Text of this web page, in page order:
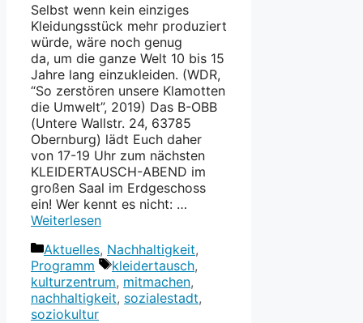
Selbst wenn kein einziges
Kleidungsstück mehr produziert
würde, wäre noch genug
da, um die ganze Welt 10 bis 15
Jahre lang einzukleiden. (WDR,
“So zerstören unsere Klamotten
die Umwelt”, 2019) Das B-OBB
(Untere Wallstr. 24, 63785
Obernburg) lädt Euch daher
von 17-19 Uhr zum nächsten
KLEIDERTAUSCH-ABEND im
großen Saal im Erdgeschoss
ein! Wer kennt es nicht: …
Weiterlesen
Kategorien
Aktuelles, Nachhaltigkeit,
Programm
Schlagwörter
kleidertausch,
kulturzentrum, mitmachen,
nachhaltigkeit, sozialestadt,
soziokultur